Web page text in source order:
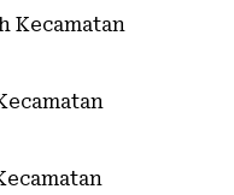
Kecamatan